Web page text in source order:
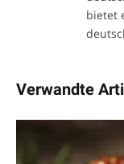
bietet
Verwandte